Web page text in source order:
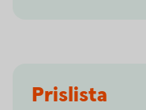
Prislista